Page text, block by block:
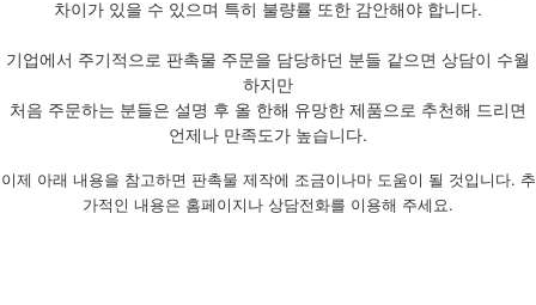
차이가 있을 수 있으며 특히 불량률 또한 감안해야 합니다.
기업에서 주기적으로 판촉물 주문을 담당하던 분들 같으면 상담이 수월
하지만
처음 주문하는 분들은 설명 후 올 한해 유망한 제품으로 추천해 드리면
언제나 만족도가 높습니다.
이제 아래 내용을 참고하면 판촉물 제작에 조금이나마 도움이 될 것입니다. 추
가적인 내용은 홈페이지나 상담전화를 이용해 주세요.